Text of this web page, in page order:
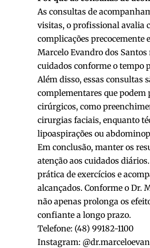
As consultas de
visitas, o profissional avalia
complicações precocemente
Marcelo Evandro dos
cuidados conforme o tempo
Além disso, essas
complementares que
cirúrgicos, como
cirurgias faciais, enquanto
lipoaspirações ou
Em conclusão, manter os
atenção aos cuidados
prática de exercícios e
alcançados. Conforme o Dr.
não apenas prolonga os
confiante a longo prazo.
Telefone: (48) 99182-1100
Instagram: